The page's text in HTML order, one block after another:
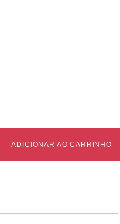
ADICIONAR AO CARRINHO